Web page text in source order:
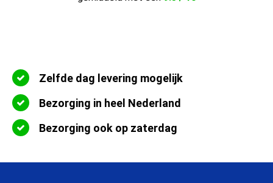
Zelfde dag levering mogelijk
Bezorging in heel Nederland
Bezorging ook op zaterdag